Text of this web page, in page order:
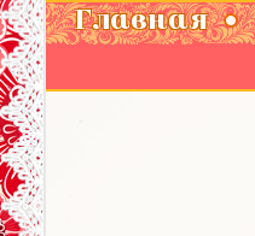
Главная